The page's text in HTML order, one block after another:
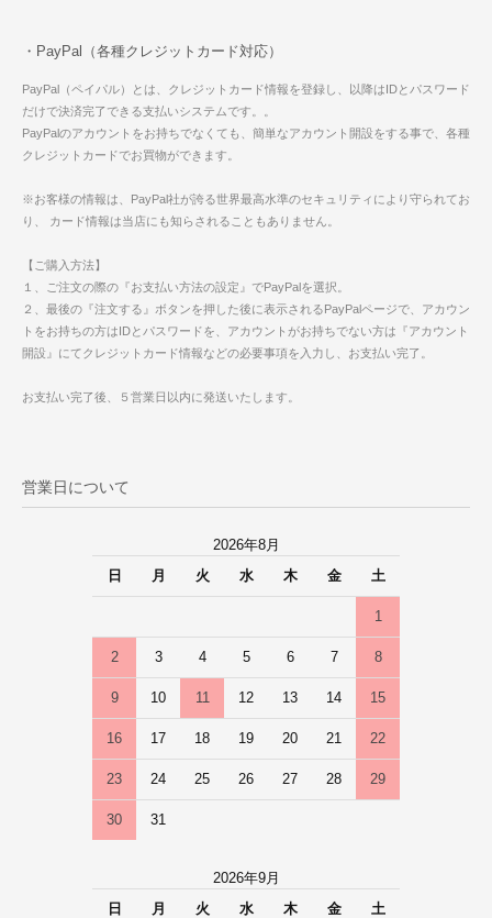
・PayPal（各種クレジットカード対応）
PayPal（ペイパル）とは、クレジットカード情報を登録し、以降はIDとパスワード
だけで決済完了できる支払いシステムです。。
PayPalのアカウントをお持ちでなくても、簡単なアカウント開設をする事で、各種
クレジットカードでお買物ができます。
※お客様の情報は、PayPal社が誇る世界最高水準のセキュリティにより守られてお
り、 カード情報は当店にも知らされることもありません。
【ご購入方法】
１、ご注文の際の『お支払い方法の設定』でPayPalを選択。
２、最後の『注文する』ボタンを押した後に表示されるPayPalページで、アカウン
トをお持ちの方はIDとパスワードを、アカウントがお持ちでない方は『アカウント
開設』にてクレジットカード情報などの必要事項を入力し、お支払い完了。
お支払い完了後、５営業日以内に発送いたします。
営業日について
2026年8月
日
月 火 水 木 金 土
1
2 3 4 5 6 7 8
9 10 11 12 13 14 15
16 17 18 19 20 21 22
23 24 25 26 27 28 29
30 31
2026年9月
日
月 火 水 木 金 土